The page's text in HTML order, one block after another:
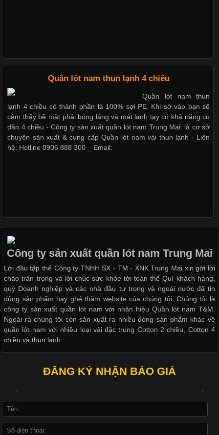
Cập nhật 2026-05-09 15:58:23
Các Form Áo Thun Phổ Biến Hiện Nay Và Xu Hướng Trong
Ngành May Mặc Áo thun là một trong những trang phục quen
thuộc và được sử dụng phổ biến nhất hiện nay. Không chỉ đa
dạng về màu sắc hay chất liệu, áo thun còn có nhiều form dáng
khác nhau để phù hợp với từng phong cách thời trang và nhu
cầu
Áo phông là một trong những trang phục phổ biến nhất trong
đời sống hiện đại nhờ sự tiện lợi, thoải mái và dễ phối đồ.
Không chỉ xuất hiện trong thời trang thường ngày, áo phông còn
được ứng dụng rộng rãi trong ngành sản xuất may mặc, đặc
biệt là các sản phẩm từ vải thun. Hiện nay,
Công Nghệ In Chuyển Nhiệt Trong Ngành Thời Trang Hiện
Cập nhật 2026-04-21 15:41:03
In Chuyển Nhiệt Là Gì? Công Nghệ In Hiện Đại Trong Ngành
là một trong những công nghệ phổ biến nhờ khả năng tạo ra
dụng rộng rãi trong sản xuất áo thun, đồ thể thao
Dễ chịu hơn với quần lót nam giá rẻ vải Cotton 4 chiều
Quần lót nam thun lạnh 4 chiều
Quần lót nam thun
lạnh 4 chiều có thành phần là 100% sợi PE. Khi sờ vào bạn sẽ
cảm thấy bề mặt phải bóng láng và mát lạnh tay có khả năng co
dãn 4 chiều - Công ty sản xuất quần lót nam Trung Mai: là cơ sở
chuyên sản xuất & cung cấp Quần lót nam vải thun lạnh - Liên
hệ: Hotline 0906 888 300 _ Email:
Công ty sản xuất quần lót nam Trung Mai
Lời đầu tập thể Công ty TNHH SX - TM - XNK Trung Mai xin gởi lời
chào trân trọng và lời chúc sức khỏe tới toàn thể Quí khách hàng,
quý Doanh nghiệp và các nhà đầu tư trong và ngoài nước đã tin
dùng sản phẩm hay ghé thăm website của chúng tôi. Chúng tôi là
công ty sản xuất quần lót nam với nhãn hiệu Quần lót nam T&M.
Ngoài ra chúng tôi còn sản xuất ra nhiều dòng sản phẩm khác về
quần lót nam với nhiều loại vải đặc trung Cotton 2 chiều, Cotton 4
chiều và thun lạnh.
ĐĂNG KÝ NHẬN BÁO GIÁ